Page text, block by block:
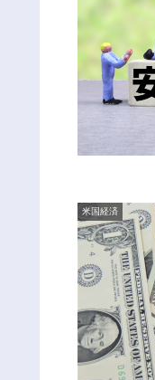
米国経済